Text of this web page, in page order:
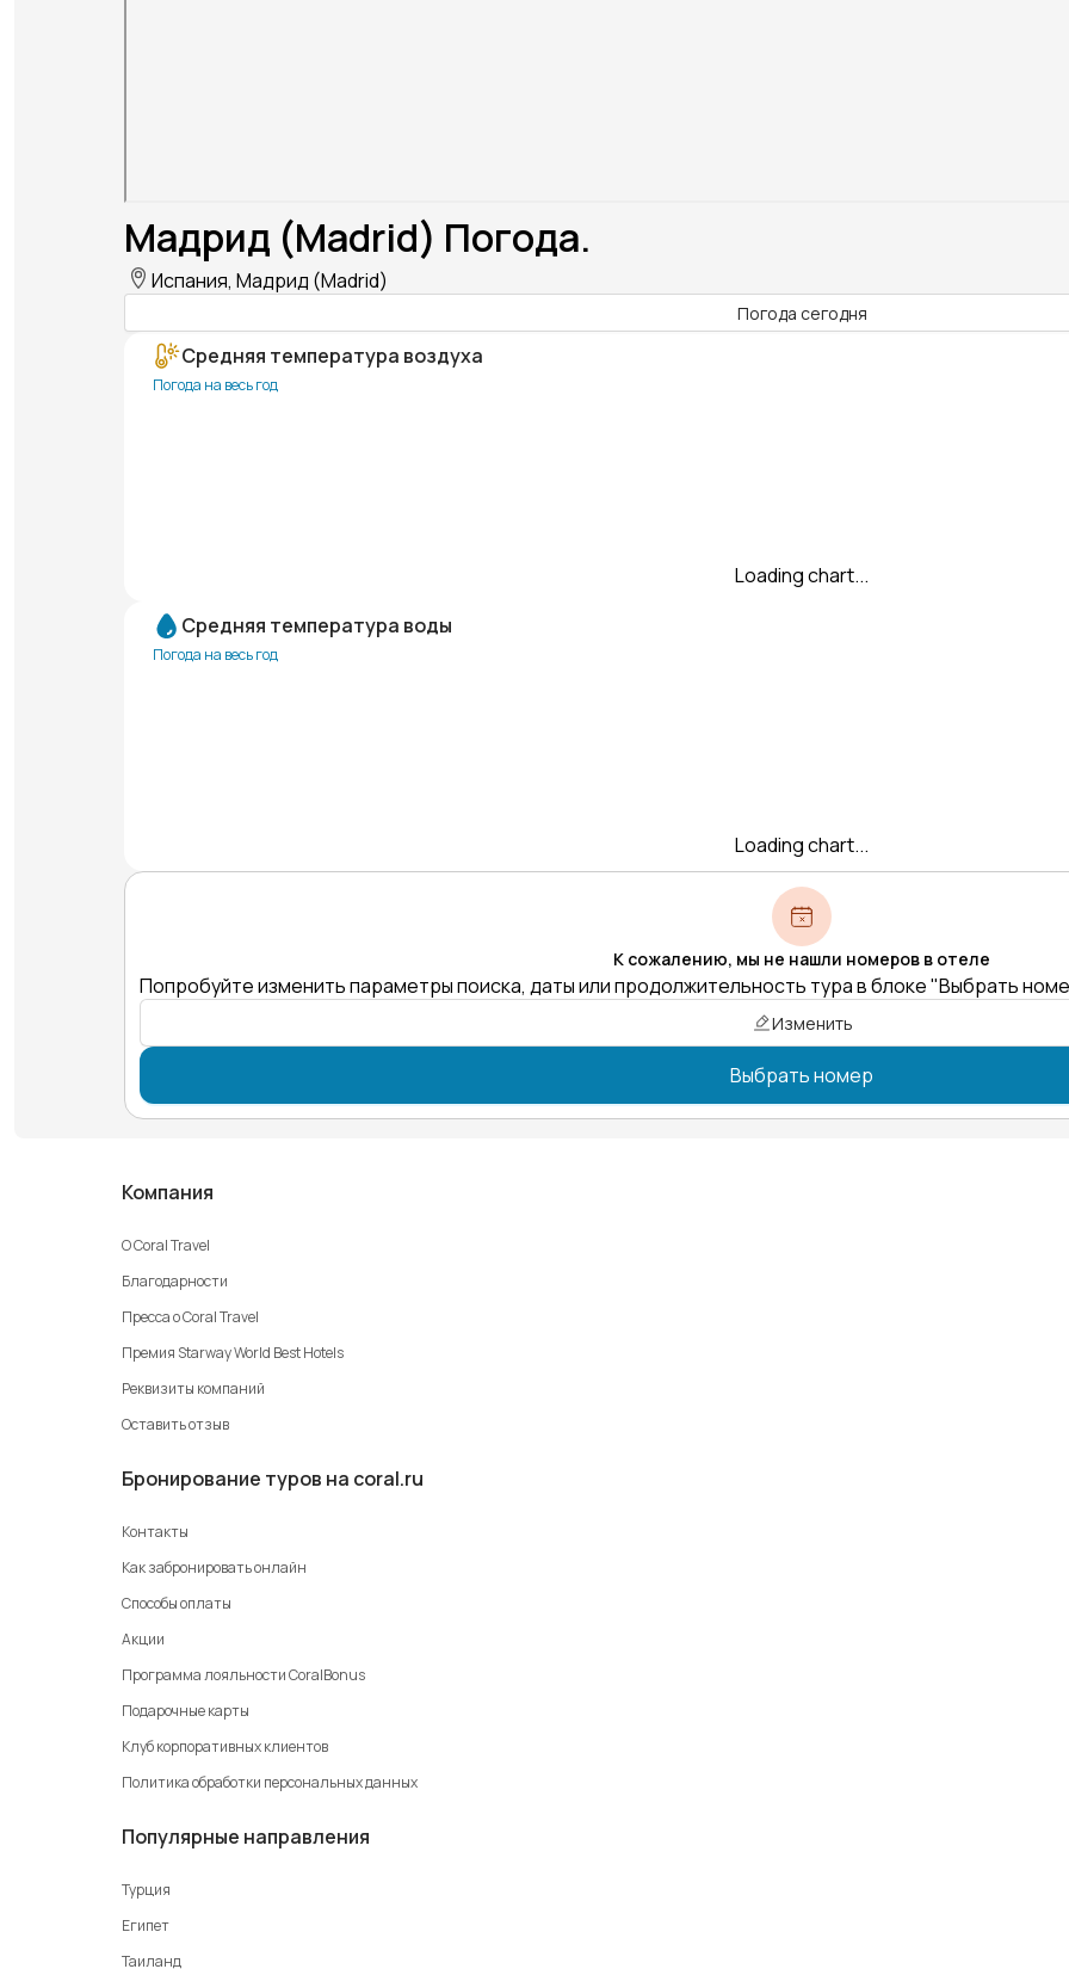
Мадрид (Madrid) Погода.
Испания, Мадрид (Madrid)
Погода сегодня
Средняя температура воздуха
Погода на весь год
Loading chart...
Средняя температура воды
Погода на весь год
Loading chart...
К сожалению, мы не нашли номеров в отеле
Попробуйте изменить параметры поиска, даты или продолжительность тура в блоке "Выбрать
Изменить
Выбрать номер
Компания
О Coral Travel
Благодарности
Пресса о Coral Travel
Премия Starway World Best Hotels
Реквизиты компаний
Оставить отзыв
Бронирование туров на coral.ru
Контакты
Как забронировать онлайн
Способы оплаты
Акции
Программа лояльности CoralBonus
Подарочные карты
Клуб корпоративных клиентов
Политика обработки персональных данных
Популярные направления
Турция
Египет
Таиланд